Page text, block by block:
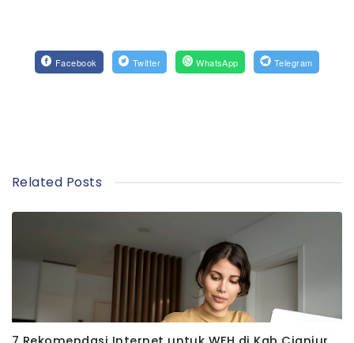
Facebook Twitter WhatsApp Telegram
Related Posts